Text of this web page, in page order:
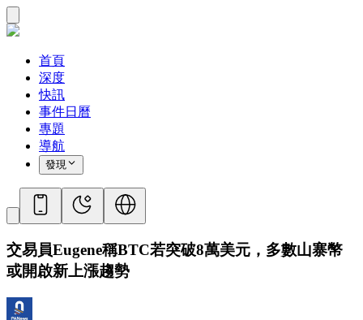
首頁
深度
快訊
事件日曆
專題
導航
發現
交易員Eugene稱BTC若突破8萬美元，多數山寨幣
或開啟新上漲趨勢